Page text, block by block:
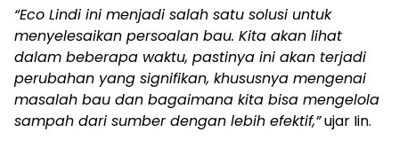
“Eco Lindi ini menjadi salah satu solusi untuk
menyelesaikan persoalan bau. Kita akan lihat
dalam beberapa waktu, pastinya ini akan terjadi
perubahan yang signifikan, khususnya mengenai
masalah bau dan bagaimana kita bisa mengelola
sampah dari sumber dengan lebih efektif,”ujar Iin.